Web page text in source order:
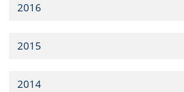
2016
2015
2014